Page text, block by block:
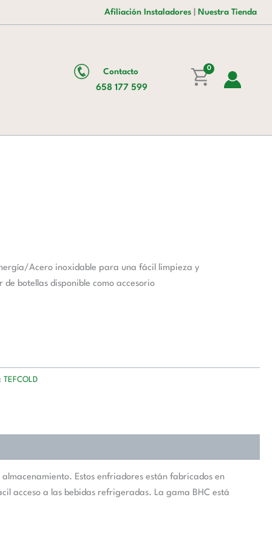
Afiliación Instaladores Nuestra Tienda
Contacto
658 177 599
0
Acero inoxidable para una fácil limpieza y
botellas disponible como accesorio
TEFCOLD
Estos enfriadores están fabricados en
acceso a las bebidas refrigeradas. La gama BHC está
2.095,00 €.1.460,00 €.